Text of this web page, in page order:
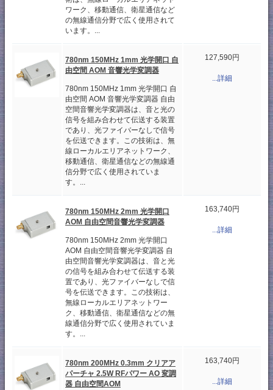
ワーク、移動通信、衛星通信など
の無線通信分野で広く使用されて
います。...
780nm 150MHz 1mm 光学開口 自
由空間 AOM 音響光学変調器
780nm 150MHz 1mm 光学開口 自
由空間 AOM 音響光学変調器 自由
空間音響光学変調器は、音と光の
信号を組み合わせて伝送する装置
であり、光ファイバーなしで信号
を伝送できます。この技術は、無
線ローカルエリアネットワーク、
移動通信、衛星通信などの無線通
信分野で広く使用されていま
す。...
127,590円
...詳細
780nm 150MHz 2mm 光学開口
AOM 自由空間音響光学変調器
780nm 150MHz 2mm 光学開口
AOM 自由空間音響光学変調器 自
由空間音響光学変調器は、音と光
の信号を組み合わせて伝送する装
置であり、光ファイバーなしで信
号を伝送できます。この技術は、
無線ローカルエリアネットワー
ク、移動通信、衛星通信などの無
線通信分野で広く使用されていま
す。...
163,740円
...詳細
780nm 200MHz 0.3mm クリアア
パーチャ 2.5W RFパワー AO 変調
器 自由空間AOM
163,740円
...詳細